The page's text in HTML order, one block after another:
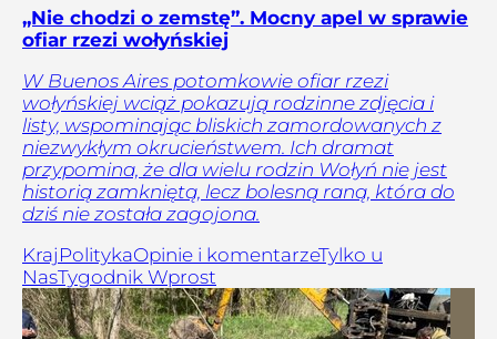
„Nie chodzi o zemstę”. Mocny apel w sprawie
ofiar rzezi wołyńskiej
W Buenos Aires potomkowie ofiar rzezi
wołyńskiej wciąż pokazują rodzinne zdjęcia i
listy, wspominając bliskich zamordowanych z
niezwykłym okrucieństwem. Ich dramat
przypomina, że dla wielu rodzin Wołyń nie jest
historią zamkniętą, lecz bolesną raną, która do
dziś nie została zagojona.
Kraj PolitykaOpinie i komentarzeTylko u
NasTygodnik Wprost